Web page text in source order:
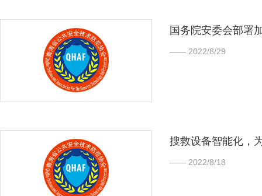
国务院安委会部署
—— 2022/8/29
搜救设备智能化，
—— 2022/8/18